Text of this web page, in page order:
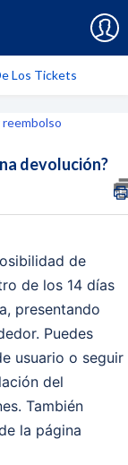
Los Tickets
devolución?
de
de los 14 días
presentando
Puedes
usuario o seguir
del
También
la página